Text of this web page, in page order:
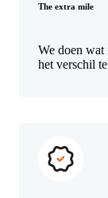
The extra mile
We doen wat
het verschil